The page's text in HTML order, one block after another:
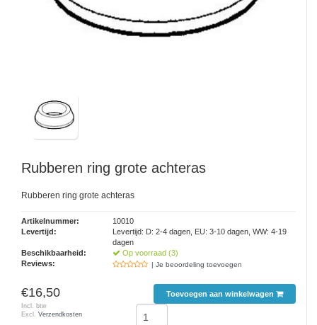
Rubberen ring grote achteras
Rubberen ring grote achteras
Artikelnummer:
10010
Levertijd:
Levertijd: D: 2-4 dagen, EU: 3-10 dagen, WW: 4-19
dagen
Beschikbaarheid:
Op voorraad (3)
Reviews:
| Je beoordeling toevoegen
€16,50
Incl. btw
Excl. Verzendkosten
Toevoegen aan winkelwagen